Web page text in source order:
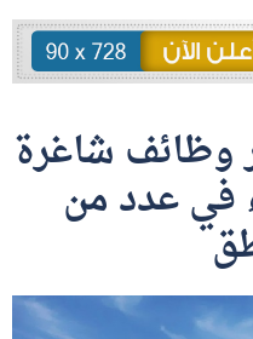
وظائف شاغرة
في عدد من